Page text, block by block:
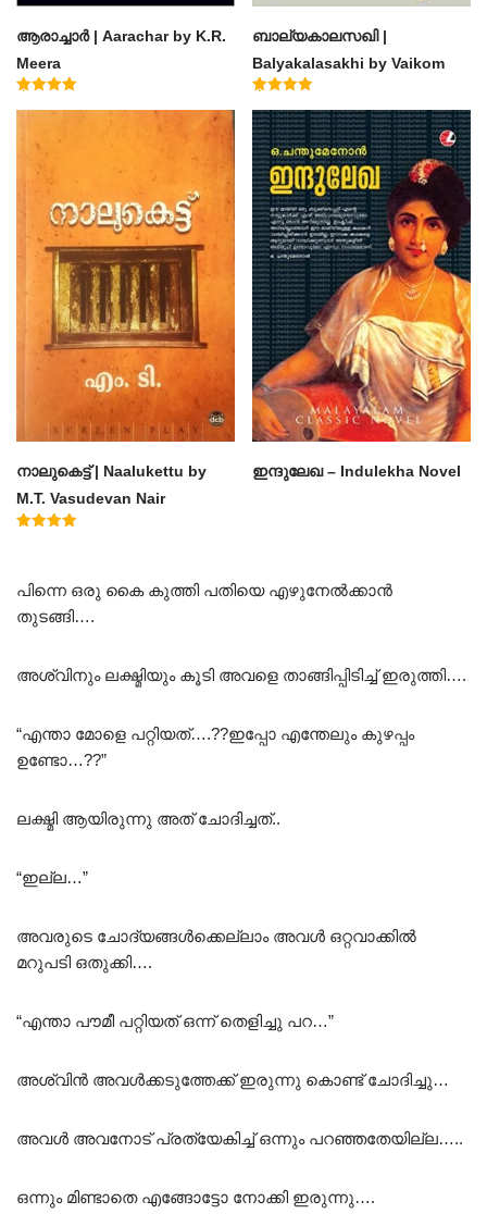
ആരാച്ചാര്‍ | Aarachar by K.R.
Meera
ബാല്യകാലസഖി |
Balyakalasakhi by Vaikom
Muhammad Basheer
4.60
out of 5
നാലുകെട്ട് | Naalukettu by
M.T. Vasudevan Nair
ഇന്ദുലേഖ – Indulekha Novel
പിന്നെ ഒരു കൈ കുത്തി പതിയെ എഴുനേൽക്കാൻ
തുടങ്ങി….
അശ്വിനും ലക്ഷ്മിയും കൂടി അവളെ താങ്ങിപ്പിടിച്ച് ഇരുത്തി….
“എന്താ മോളെ പറ്റിയത്….??ഇപ്പോ എന്തേലും കുഴപ്പം
ഉണ്ടോ…??”
ലക്ഷ്മി ആയിരുന്നു അത് ചോദിച്ചത്..
“ഇല്ല…”
അവരുടെ ചോദ്യങ്ങൾക്കെല്ലാം അവൾ ഒറ്റവാക്കിൽ
മറുപടി ഒതുക്കി….
“എന്താ പൗമീ പറ്റിയത് ഒന്ന് തെളിച്ചു പറ…”
അശ്വിൻ അവൾക്കടുത്തേക്ക് ഇരുന്നു കൊണ്ട് ചോദിച്ചു…
അവൾ അവനോട് പ്രത്യേകിച്ച് ഒന്നും പറഞ്ഞതേയില്ല…..
ഒന്നും മിണ്ടാതെ എങ്ങോട്ടോ നോക്കി ഇരുന്നു….